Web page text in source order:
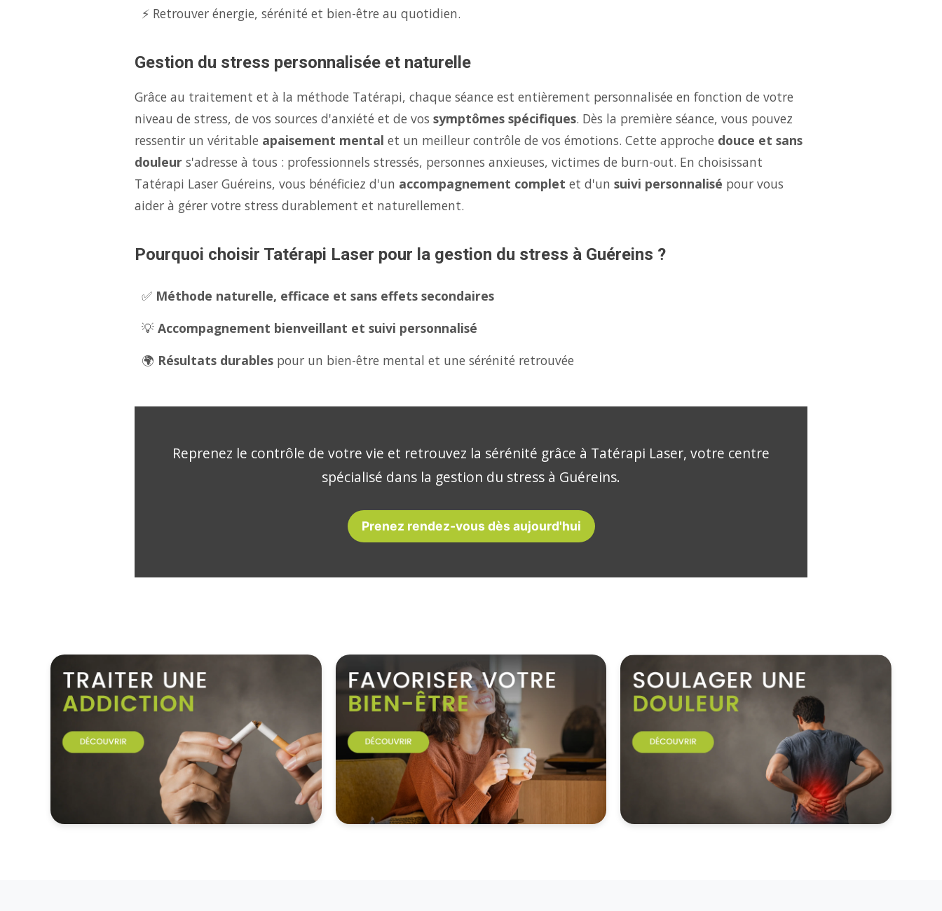
⚡ Retrouver énergie, sérénité et bien-être au quotidien.
Gestion du stress personnalisée et naturelle
Grâce au traitement et à la méthode Tatérapi, chaque séance est entièrement personnalisée en fonction de votre
niveau de stress, de vos sources d'anxiété et de vos symptômes spécifiques. Dès la première séance, vous pouvez
ressentir un véritable apaisement mental et un meilleur contrôle de vos émotions. Cette approche douce et sans
douleur s'adresse à tous : professionnels stressés, personnes anxieuses, victimes de burn-out. En choisissant
Tatérapi Laser Guéreins, vous bénéficiez d'un accompagnement complet et d'un suivi personnalisé pour vous
aider à gérer votre stress durablement et naturellement.
Pourquoi choisir Tatérapi Laser pour la gestion du stress à Guéreins ?
✅ Méthode naturelle, efficace et sans effets secondaires
💡 Accompagnement bienveillant et suivi personnalisé
🌍 Résultats durables pour un bien-être mental et une sérénité retrouvée
Reprenez le contrôle de votre vie et retrouvez la sérénité grâce à Tatérapi Laser, votre centre
spécialisé dans la gestion du stress à Guéreins.
Prenez rendez-vous dès aujourd'hui